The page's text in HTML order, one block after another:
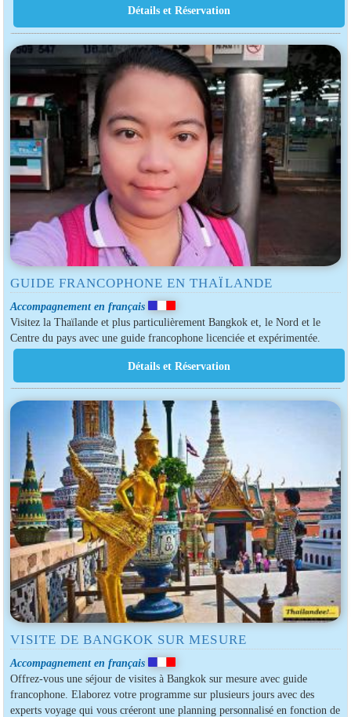
GUIDE FRANCOPHONE EN THAÏLANDE
Accompagnement en français
Visitez la Thaïlande et plus particulièrement Bangkok et, le Nord et le
Centre du pays avec une guide francophone licenciée et expérimentée.
VISITE DE BANGKOK SUR MESURE
Accompagnement en français
Offrez-vous une séjour de visites à Bangkok sur mesure avec guide
francophone. Elaborez votre programme sur plusieurs jours avec des
experts voyage qui vous créeront une planning personnalisé en fonction de